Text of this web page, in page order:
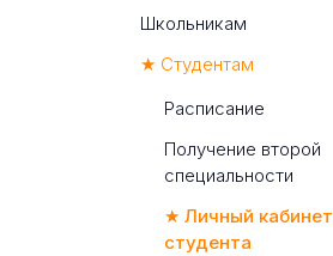
Школьникам
★ Студентам
Расписание
Получение второй
специальности
★ Личный кабинет
студента